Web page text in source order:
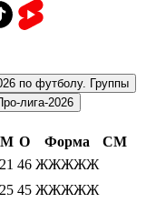
по футболу. Группы
лига-2026
О Форма
СМ
46 ЖЖЖЖЖ
45 ЖЖЖЖЖ